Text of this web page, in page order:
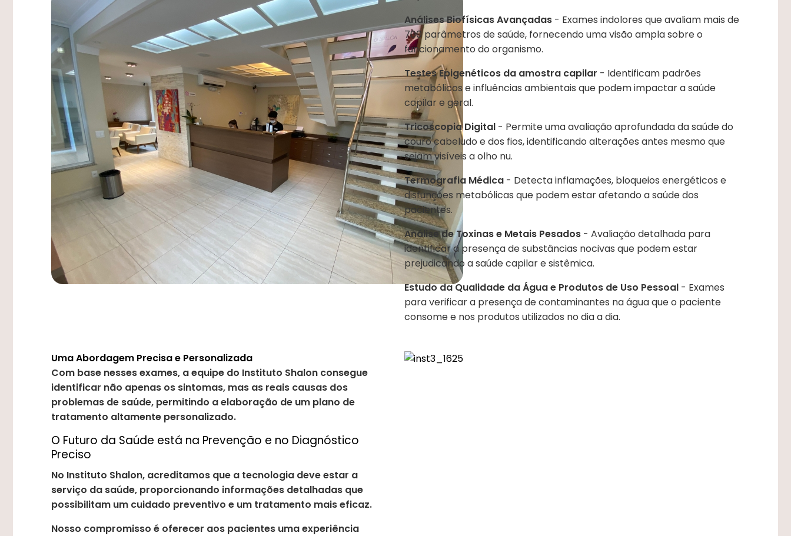
Análises Biofísicas Avançadas - Exames indolores que avaliam mais de
700 parâmetros de saúde, fornecendo uma visão ampla sobre o
funcionamento do organismo.
Testes Epigenéticos da amostra capilar - Identificam padrões
metabólicos e influências ambientais que podem impactar a saúde
capilar e geral.
Tricoscopia Digital - Permite uma avaliação aprofundada da saúde do
couro cabeludo e dos fios, identificando alterações antes mesmo que
sejam visíveis a olho nu.
Termografia Médica - Detecta inflamações, bloqueios energéticos e
disfunções metabólicas que podem estar afetando a saúde dos
pacientes.
Análise de Toxinas e Metais Pesados - Avaliação detalhada para
identificar a presença de substâncias nocivas que podem estar
prejudicando a saúde capilar e sistêmica.
Estudo da Qualidade da Água e Produtos de Uso Pessoal - Exames
para verificar a presença de contaminantes na água que o paciente
consome e nos produtos utilizados no dia a dia.
Uma Abordagem Precisa e Personalizada
Com base nesses exames, a equipe do Instituto Shalon consegue
identificar não apenas os sintomas, mas as reais causas dos
problemas de saúde, permitindo a elaboração de um plano de
tratamento altamente personalizado.
O Futuro da Saúde está na Prevenção e no Diagnóstico
Preciso
No Instituto Shalon, acreditamos que a tecnologia deve estar a
serviço da saúde, proporcionando informações detalhadas que
possibilitam um cuidado preventivo e um tratamento mais eficaz.
Nosso compromisso é oferecer aos pacientes uma experiência